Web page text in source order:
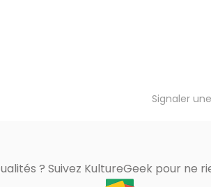
Signaler
? Suivez KultureGeek pour ne